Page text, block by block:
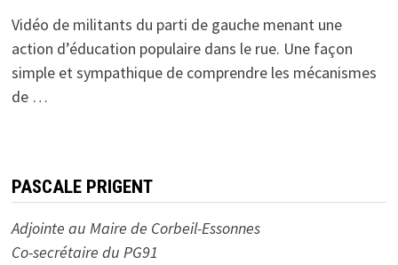
Vidéo de militants du parti de gauche menant une
action d’éducation populaire dans le rue. Une façon
simple et sympathique de comprendre les mécanismes
de …
PASCALE PRIGENT
Adjointe au Maire de Corbeil-Essonnes
Co-secrétaire du PG91